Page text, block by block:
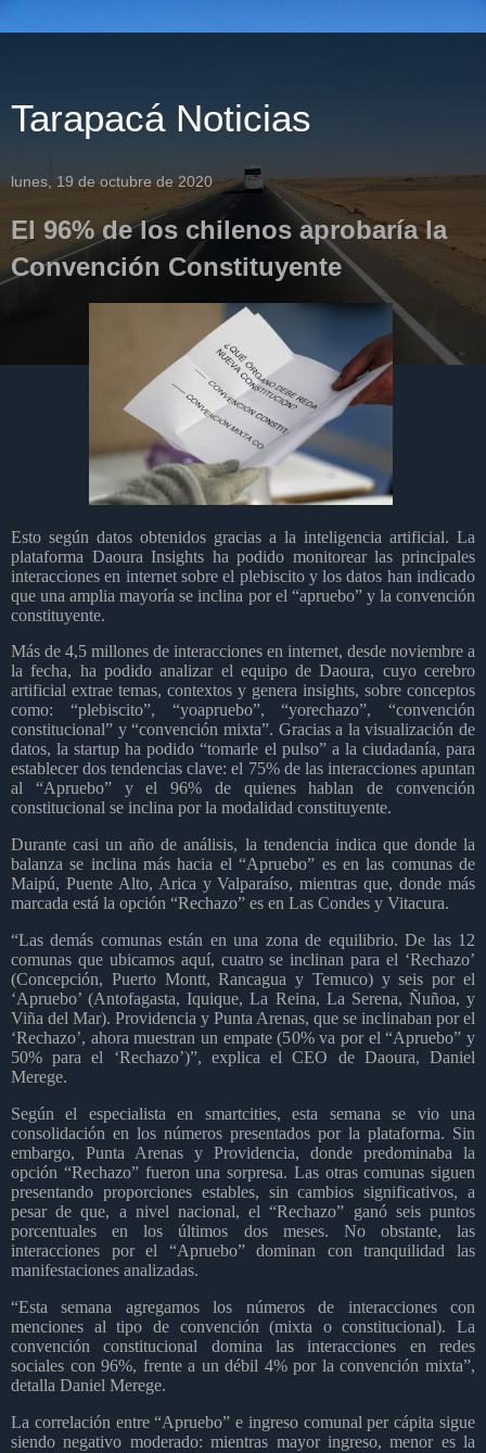
Tarapacá Noticias
lunes, 19 de octubre de 2020
El 96% de los chilenos aprobaría la
Convención Constituyente
Esto según datos obtenidos gracias a la inteligencia artificial. La
plataforma Daoura Insights ha podido monitorear las principales
interacciones en internet sobre el plebiscito y los datos han indicado
que una amplia mayoría se inclina por el “apruebo” y la convención
constituyente.
Más de 4,5 millones de interacciones en internet, desde noviembre a
la fecha, ha podido analizar el equipo de Daoura, cuyo cerebro
artificial extrae temas, contextos y genera insights, sobre conceptos
como: “plebiscito”, “yoapruebo”, “yorechazo”, “convención
constitucional” y “convención mixta”. Gracias a la visualización de
datos, la startup ha podido “tomarle el pulso” a la ciudadanía, para
establecer dos tendencias clave: el 75% de las interacciones apuntan
al “Apruebo” y el 96% de quienes hablan de convención
constitucional se inclina por la modalidad constituyente.
Durante casi un año de análisis, la tendencia indica que donde la
balanza se inclina más hacia el “Apruebo” es en las comunas de
Maipú, Puente Alto, Arica y Valparaíso, mientras que, donde más
marcada está la opción “Rechazo” es en Las Condes y Vitacura.
“Las demás comunas están en una zona de equilibrio. De las 12
comunas que ubicamos aquí, cuatro se inclinan para el ‘Rechazo’
(Concepción, Puerto Montt, Rancagua y Temuco) y seis por el
‘Apruebo’ (Antofagasta, Iquique, La Reina, La Serena, Ñuñoa, y
Viña del Mar). Providencia y Punta Arenas, que se inclinaban por el
‘Rechazo’, ahora muestran un empate (50% va por el “Apruebo” y
50% para el ‘Rechazo’)”, explica el CEO de Daoura, Daniel
Merege.
Según el especialista en smartcities, esta semana se vio una
consolidación en los números presentados por la plataforma. Sin
embargo, Punta Arenas y Providencia, donde predominaba la
opción “Rechazo” fueron una sorpresa. Las otras comunas siguen
presentando proporciones estables, sin cambios significativos, a
pesar de que, a nivel nacional, el “Rechazo” ganó seis puntos
porcentuales en los últimos dos meses. No obstante, las
interacciones por el “Apruebo” dominan con tranquilidad las
manifestaciones analizadas.
“Esta semana agregamos los números de interacciones con
menciones al tipo de convención (mixta o constitucional). La
convención constitucional domina las interacciones en redes
sociales con 96%, frente a un débil 4% por la convención mixta”,
detalla Daniel Merege.
La correlación entre “Apruebo” e ingreso comunal per cápita sigue
siendo negativo moderado: mientras mayor ingreso, menor es la